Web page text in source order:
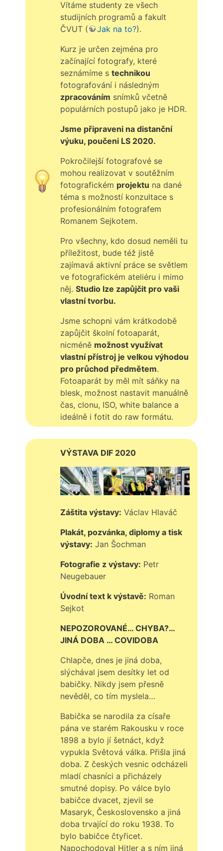
Vítáme studenty ze všech
studijních programů a fakult
ČVUT (
Jak na to?).
Kurz je určen zejména pro
začínající fotografy, které
seznámíme stechnikou
fotografování i následným
zpracováním snímků včetně
populárních postupů jako je HDR.
Jsme připraveni na distanční
výuku, poučeni LS 2020.
Pokročilejší fotografové se
mohou realizovat v soutěžním
fotografickém projektu na dané
téma s možností konzultace s
profesionálním fotografem
Romanem Sejkotem.
Pro všechny, kdo dosud neměli tu
příležitost, bude též jistě
zajímavá aktivní práce se světlem
ve fotografickém ateliéru i mimo
něj.Studio lze zapůjčit pro vaši
vlastní tvorbu.
Jsme schopni vám krátkodobě
zapůjčit školní fotoaparát,
nicméně možnost využívat
vlastní přístroj je velkou výhodou
pro průchod předmětem.
Fotoaparát by měl mít sáňky na
blesk, možnost nastavit manuálně
čas, clonu, ISO, white balance a
ideálně i fotit do raw formátu.
VÝSTAVA DIF 2020
Záštita výstavy: Václav Hlaváč
Plakát, pozvánka, diplomy a tisk
výstavy: Jan Šochman
Fotografie z výstavy: Petr
Neugebauer
Úvodní text k výstavě: Roman
Sejkot
NEPOZOROVANÉ… CHYBA?…
JINÁ DOBA … COVIDOBA
Chlapče, dnes je jiná doba,
slýchával jsem desítky let od
babičky. Nikdy jsem přesně
nevěděl, co tím myslela…
Babička se narodila za císaře
pána ve starém Rakousku v roce
1898 a bylo jí šetnáct, když
vypukla Světová válka. Přišla jiná
doba. Z českých vesnic odcházeli
mladí chasníci a přicházely
smutné dopisy. Po válce bylo
babičce dvacet, zjevil se
Masaryk, Československo a jiná
doba trvající do roku 1938. To
bylo babičce čtyřicet.
Napochodoval Hitler a s ním jiná